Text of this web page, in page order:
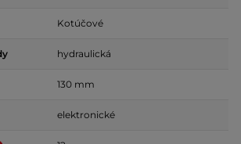
Kotúčové
hydraulická
130 mm
elektronické